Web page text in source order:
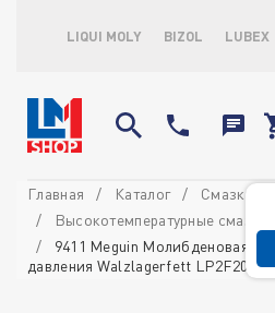
LIQUI MOLY BIZOL LUBEX
Главная Каталог
Смазки
Высокотемпературные смазки
9411 Meguin Молибденовая
давления Walzlagerfett LP2F200+